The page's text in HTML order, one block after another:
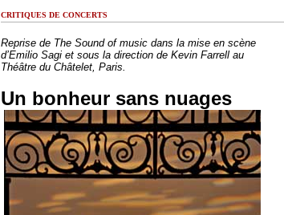
CRITIQUES DE CONCERTS
Reprise de The Sound of music dans la mise en scène
d’Emilio Sagi et sous la direction de Kevin Farrell au
Théâtre du Châtelet, Paris.
Un bonheur sans nuages